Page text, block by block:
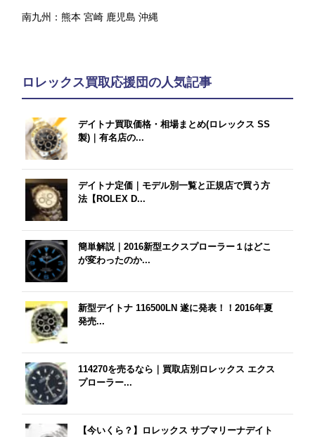
南九州：熊本 宮崎 鹿児島 沖縄
ロレックス買取応援団の人気記事
デイトナ買取価格・相場まとめ(ロレックス SS
製)｜有名店の...
デイトナ定価｜モデル別一覧と正規店で買う方
法【ROLEX D...
簡単解説｜2016新型エクスプローラー１はどこ
が変わったのか...
新型デイトナ 116500LN 遂に発表！！2016年夏
発売...
114270を売るなら｜買取店別ロレックス エクス
プローラー...
【今いくら？】ロレックス サブマリーナデイト